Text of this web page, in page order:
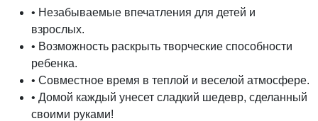
• Незабываемые впечатления для детей и
взрослых.
• Возможность раскрыть творческие способности
ребенка.
• Совместное время в теплой и веселой атмосфере.
• Домой каждый унесет сладкий шедевр, сделанный
своими руками!